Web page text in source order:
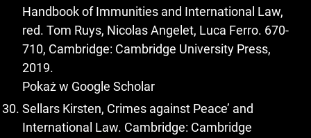
Handbook of Immunities and International Law,
red. Tom Ruys, Nicolas Angelet, Luca Ferro. 670-
710, Cambridge: Cambridge University Press,
2019.
Pokaż w Google Scholar
Sellars Kirsten, Crimes against Peace’ and
International Law. Cambridge: Cambridge